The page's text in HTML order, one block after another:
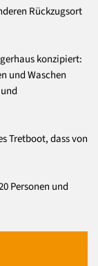
Rückzugsort
konzipiert:
und Waschen
Tretboot, dass von
Personen und